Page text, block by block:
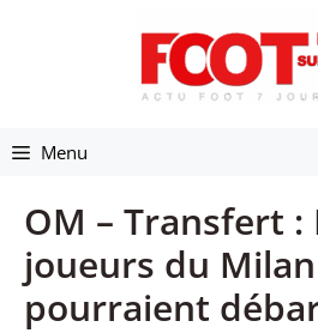
Menu
OM – Transfert :
joueurs du Milan
pourraient